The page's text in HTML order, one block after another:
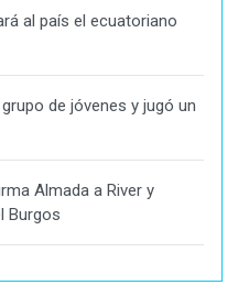
al país el ecuatoriano
de jóvenes y jugó un
Almada a River y
Burgos